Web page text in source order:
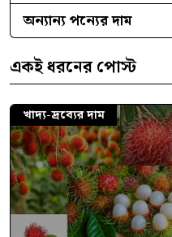
অন্যান্য পন্যের দাম
একই ধরনের পোস্ট
খাদ্য-দ্রব্যের দাম